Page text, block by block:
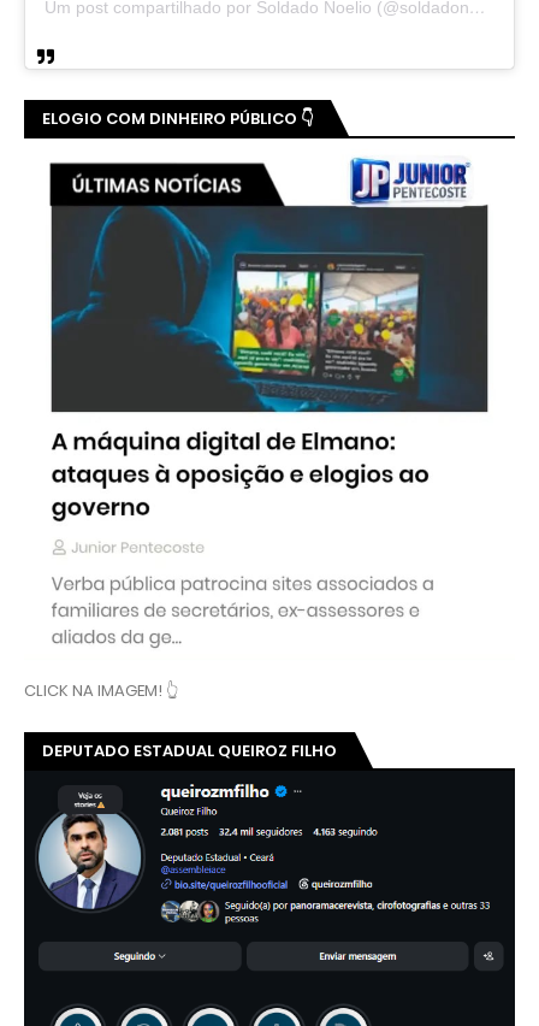
Um post compartilhado por Soldado Noelio (@soldadonoelio)
ELOGIO COM DINHEIRO PÚBLICO 👇
CLICK NA IMAGEM! 👆
DEPUTADO ESTADUAL QUEIROZ FILHO